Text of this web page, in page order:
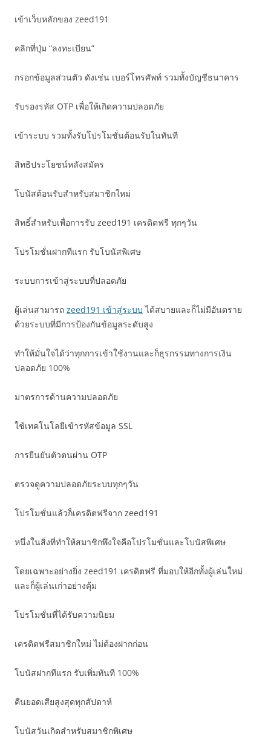
เข้าเว็บหลักของ zeed191
คลิกที่ปุ่ม “ลงทะเบียน”
กรอกข้อมูลส่วนตัว ดังเช่น เบอร์โทรศัพท์ รวมทั้งบัญชีธนาคาร
รับรองรหัส OTP เพื่อให้เกิดความปลอดภัย
เข้าระบบ รวมทั้งรับโปรโมชั่นต้อนรับในทันที
สิทธิประโยชน์หลังสมัคร
โบนัสต้อนรับสำหรับสมาชิกใหม่
สิทธิ์สำหรับเพื่อการรับ zeed191 เครดิตฟรี ทุกๆวัน
โปรโมชั่นฝากทีแรก รับโบนัสพิเศษ
ระบบการเข้าสู่ระบบที่ปลอดภัย
ผู้เล่นสามารถ zeed191 เข้าสู่ระบบ ได้สบายและก็ไม่มีอันตราย
ด้วยระบบที่มีการป้องกันข้อมูลระดับสูง
ทำให้มั่นใจได้ว่าทุกการเข้าใช้งานและก็ธุรกรรมทางการเงิน
ปลอดภัย 100%
มาตรการด้านความปลอดภัย
ใช้เทคโนโลยีเข้ารหัสข้อมูล SSL
การยืนยันตัวตนผ่าน OTP
ตรวจดูความปลอดภัยระบบทุกๆวัน
โปรโมชั่นแล้วก็เครดิตฟรีจาก zeed191
หนึ่งในสิ่งที่ทำให้สมาชิกพึงใจคือโปรโมชั่นและโบนัสพิเศษ
โดยเฉพาะอย่างยิ่ง zeed191 เครดิตฟรี ที่มอบให้อีกทั้งผู้เล่นใหม่
และก็ผู้เล่นเก่าอย่างคุ้ม
โปรโมชั่นที่ได้รับความนิยม
เครดิตฟรีสมาชิกใหม่ ไม่ต้องฝากก่อน
โบนัสฝากทีแรก รับเพิ่มทันที 100%
คืนยอดเสียสูงสุดทุกสัปดาห์
โบนัสวันเกิดสำหรับสมาชิกพิเศษ